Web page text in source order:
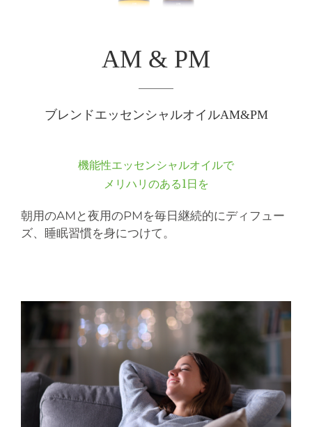
AM & PM
ブレンドエッセンシャルオイルAM&PM
機能性エッセンシャルオイルで
メリハリのある1日を
朝用のAMと夜用のPMを毎日継続的にディフュー
ズ、睡眠習慣を身につけて。